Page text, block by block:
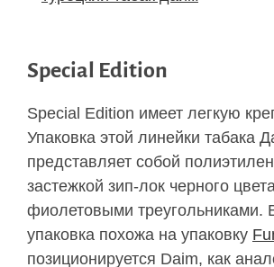
Special Edition
Special Edition имеет легкую
Упаковка этой линейки табака
представляет собой
застежкой зип-лок черного
фиолетовыми треугольниками.
упаковка похожа на упаковку
позиционируется Daim, как